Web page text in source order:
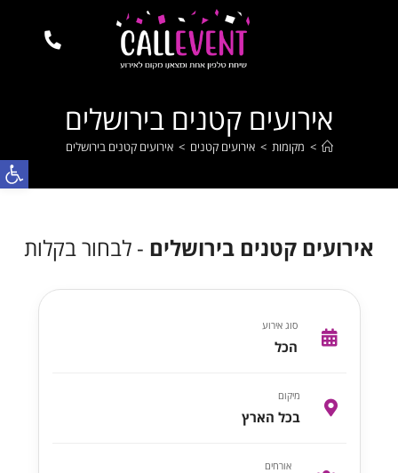
אירועים קטנים בירושלים
> מקומות > אירועים קטנים > אירועים קטנים בירושלים
אירועים קטנים בירושלים - לבחור בקלות
סוג אירוע
הכל
מיקום
בכל הארץ
אורחים